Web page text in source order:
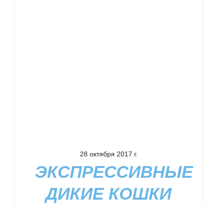
28 октября 2017 г.
ЭКСПРЕССИВНЫЕ
ДИКИЕ КОШКИ